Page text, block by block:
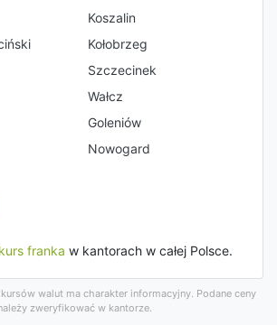
Koszalin
Kołobrzeg
Szczecinek
Wałcz
Goleniów
Nowogard
kurs franka w kantorach w całej Polsce.
walut ma charakter informacyjny. Podane ceny
zweryfikować w kantorze.